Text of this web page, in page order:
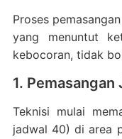
Proses
yang menuntut
kebocoran, tidak
1. Pemasangan
Teknisi mulai
jadwal 40) di area